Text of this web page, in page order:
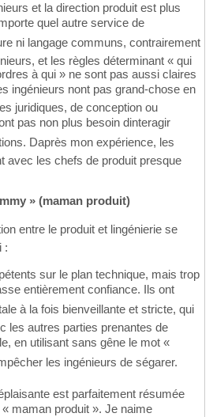
et la direction produit est plus
quel autre service de
ni langage communs, contrairement
et les règles déterminant « qui
à qui » ne sont pas aussi claires
ingénieurs nont pas grand-chose en
juridiques, de conception ou
pas non plus besoin dinteragir
Daprès mon expérience, les
avec les chefs de produit presque
» (maman produit)
entre le produit et lingénierie se
:
sur le plan technique, mais trop
entièrement confiance. Ils ont
à la fois bienveillante et stricte, qui
les autres parties prenantes de
en utilisant sans gêne le mot «
les ingénieurs de ségarer.
est parfaitement résumée
maman produit ». Je naime